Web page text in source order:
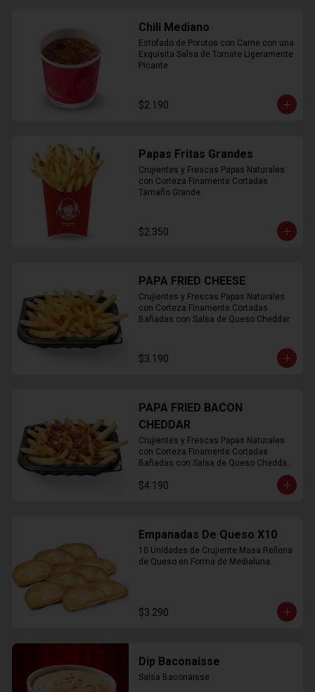
Chili Mediano
Estofado de Porotos con Carne con una
Exquisita Salsa de Tomate Ligeramente
Picante
$2.190
Papas Fritas Grandes
Crujientes y Frescas Papas Naturales
con Corteza Finamente Cortadas
Tamaño Grande.
$2.350
PAPA FRIED CHEESE
Crujientes y Frescas Papas Naturales
con Corteza Finamente Cortadas
Bañadas con Salsa de Queso Cheddar
$3.190
PAPA FRIED BACON
CHEDDAR
Crujientes y Frescas Papas Naturales
con Corteza Finamente Cortadas
Bañadas con Salsa de Queso Cheddar
$4.190
Empanadas De Queso X10
10 Unidades de Crujiente Masa Rellena
de Queso en Forma de Medialuna.
$3.290
Dip Baconaisse
Salsa Baconaisse